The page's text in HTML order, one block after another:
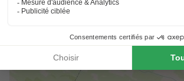
La caution de 100 € doit être payée sur place.